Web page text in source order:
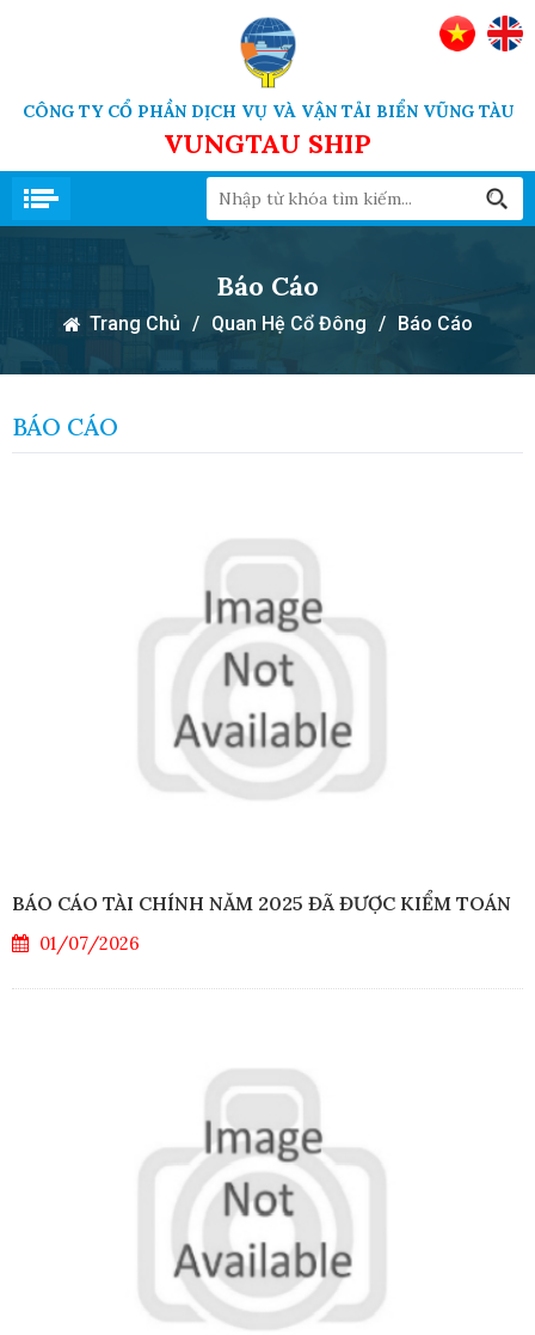
CÔNG TY CỔ PHẦN DỊCH VỤ VÀ VẬN TẢI BIỂN VŨNG TÀU
VUNGTAU SHIP
Báo Cáo
Trang Chủ / Quan Hệ Cổ Đông / Báo Cáo
BÁO CÁO
BÁO CÁO TÀI CHÍNH NĂM 2025 ĐÃ ĐƯỢC KIỂM TOÁN
01/07/2026